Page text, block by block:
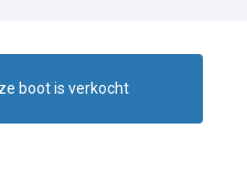
boot is verkocht